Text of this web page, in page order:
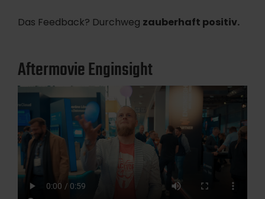
Das Feedback? Durchweg zauberhaft positiv.
Aftermovie Enginsight